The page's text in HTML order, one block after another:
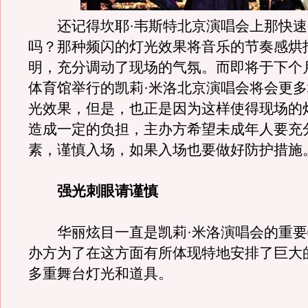
还记得坎耶·韦斯特北京演唱会上那快速
吗？那种频闪的灯光效果将音乐的节奏感烘
明，充分调动了现场的气氛。而即将于下个
体育馆举行的凯莉·米洛北京演唱会将会更
光效果，但是，也正是因为这样使得现场的
造成一定的负担，主办方希望未成年人要充
素，谨慎入场，如果入场也要做好防护措施
强光刺眼请谨慎
华丽炫目一直是凯莉·米洛演唱会的重要
办方为了在这方面有所体现特地安排了巨大
多重舞台灯光和道具。